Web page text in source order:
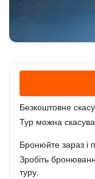
Безкоштовне
Тур можна
Бронюйте зараз і
Зробіть
туру.